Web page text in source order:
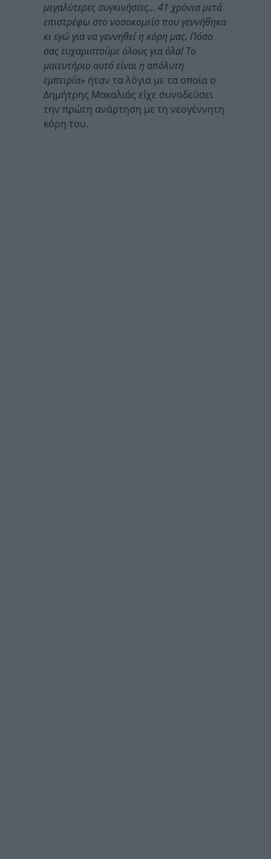
μεγαλύτερες συγκινήσεις… 41 χρόνια μετά
επιστρέφω στο νοσοκομείο που γεννήθηκα
κι εγώ για να γεννηθεί η κόρη μας. Πόσο
σας ευχαριστούμε όλους για όλα! Το
μαιευτήριο αυτό είναι η απόλυτη
εμπειρία» ήταν τα λόγια με τα οποία ο
Δημήτρης Μακαλιάς είχε συνοδεύσει
την πρώτη ανάρτηση με τη νεογέννητη
κόρη του.